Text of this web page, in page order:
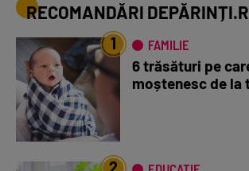
RECOMANDĂRI
1 FAMILIE
6 trăsături pe
moștenesc de la
2